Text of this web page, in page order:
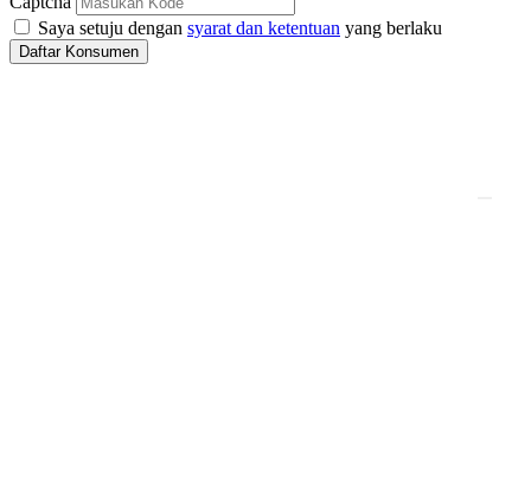
Saya setuju dengan syarat dan ketentuan yang berlaku
Daftar Konsumen